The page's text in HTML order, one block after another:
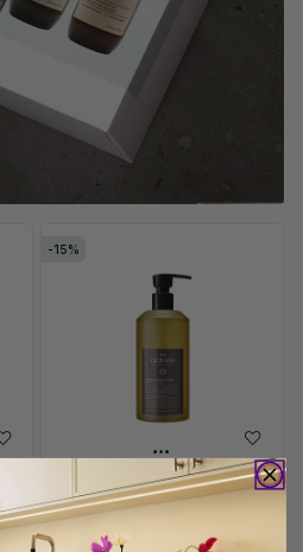
15
PASSEND FÜR BASE
Spülmittel Five Oceans -
Amber & Wildflower 500ml